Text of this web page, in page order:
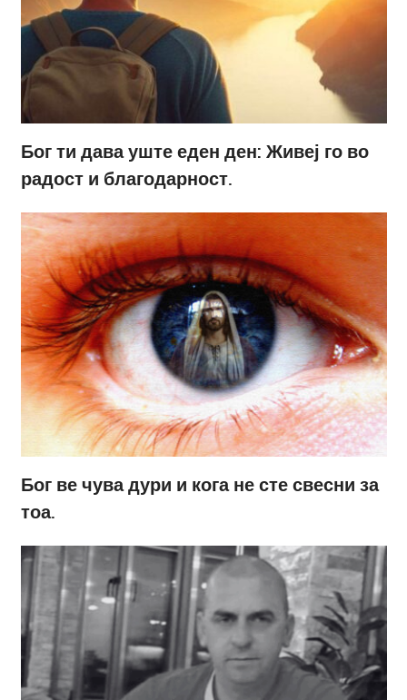
Бог ти дава уште еден ден: Живеј го во
радост и благодарност.
Бог ве чува дури и кога не сте свесни за
тоа.